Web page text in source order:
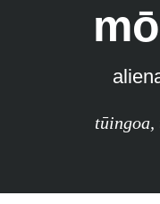
tūingoa,